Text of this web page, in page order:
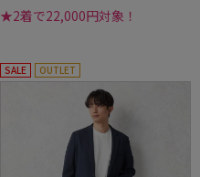
★2着で22,000円対象！
SALE OUTLET